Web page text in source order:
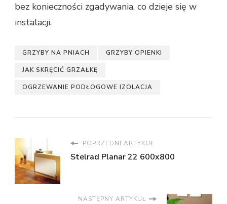
bez konieczności zgadywania, co dzieje się w
instalacji.
GRZYBY NA PNIACH GRZYBY OPIENKI
JAK SKRĘCIĆ GRZAŁKĘ
OGRZEWANIE PODŁOGOWE IZOLACJA
POPRZEDNI ARTYKUŁ
Stelrad Planar 22 600x800
NASTĘPNY ARTYKUŁ